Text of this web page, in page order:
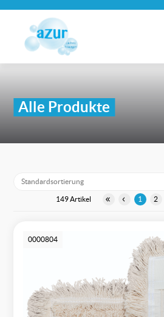
Alle Produkte
1 2
149 Artikel
0000804